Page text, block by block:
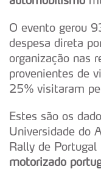
O evento gerou
despesa direta
organização nas
provenientes de
25% visitaram
Estes são os
Universidade do
Rally de
motorizado